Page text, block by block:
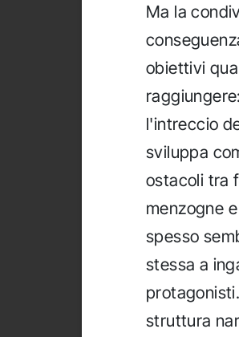
Ma la
obiettivi
l'intreccio
sviluppa
ostacoli tra
menzogne
spesso
stessa a
struttura